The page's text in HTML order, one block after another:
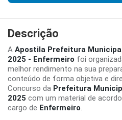
Descrição
A Apostila Prefeitura
2025 - Enfermeiro foi
melhor rendimento na sua
conteúdo de forma objetiva e
Concurso da Prefeitura
2025 com um material de
cargo de Enfermeiro.